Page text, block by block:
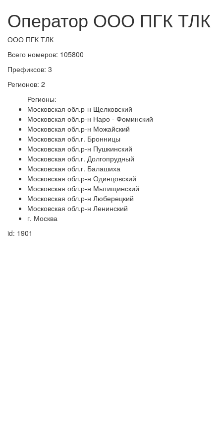
Оператор ООО ПГК ТЛК
ООО ПГК ТЛК
Всего номеров: 105800
Префиксов: 3
Регионов: 2
Регионы:
Московская обл.р-н Щелковский
Московская обл.р-н Наро - Фоминский
Московская обл.р-н Можайский
Московская обл.г. Бронницы
Московская обл.р-н Пушкинский
Московская обл.г. Долгопрудный
Московская обл.г. Балашиха
Московская обл.р-н Одинцовский
Московская обл.р-н Мытищинский
Московская обл.р-н Люберецкий
Московская обл.р-н Ленинский
г. Москва
id: 1901